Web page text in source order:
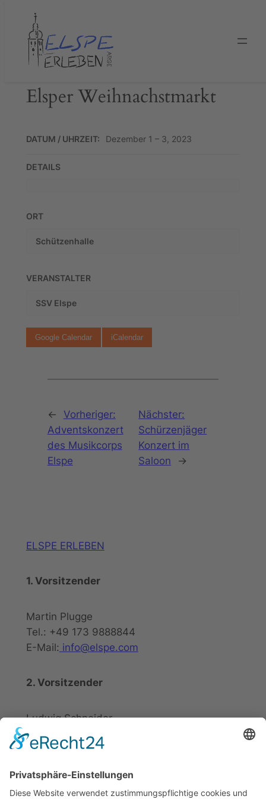
springen
Elsper Weihnachstmarkt
DATUM / UHRZEIT: Dezember 1 – 3, 2023
DETAILS
ORT
Schützenhalle
VERANSTALTER
SSV Elspe
Google Calendar iCalendar
←
Vorheriger:
Adventskonzert
des Musikcorps
Elspe
Nächster:
Schürzenjäger
Konzert im
Saloon
→
ELSPE ERLEBEN
1. Vorsitzender
Martin Plugge
Tel.: +49 173 9888844
E-Mail: info@elspe.com
2. Vorsitzender
Ludwig Schneider
Tel.: +49 2721 20800
E-Mail:info@elspe.com
Kontakt